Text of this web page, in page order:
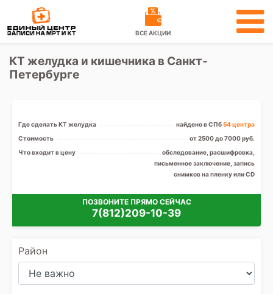
ВСЕ АКЦИИ
КТ желудка и кишечника в Санкт-
Петербурге
Где сделать КТ желудка найдено в СПб54 центра
Стоимость
от 2500 до 7000 руб.
Что входит в цену
обследование, расшифровка,
письменное заключение, запись
снимков на пленку или CD
ПОЗВОНИТЕ ПРЯМО СЕЙЧАС
7(812)209-10-39
Район